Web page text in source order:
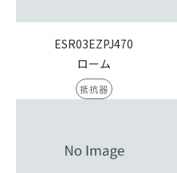
ESR03EZPJ470
ローム
抵抗器